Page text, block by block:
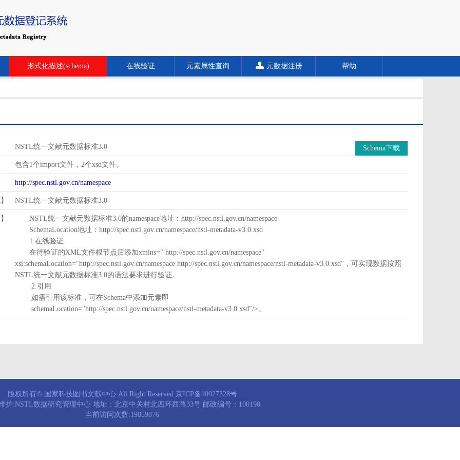
形式化描述(schema) 在线验证 元素属性查询 元数据注册 帮助
NSTL统一文献元数据标准3.0 Schema下载
包含1个import文件，2个xsd文件。
http://spec.nstl.gov.cn/namespace
NSTL统一文献元数据标准3.0
NSTL统一文献元数据标准3.0的namespace地址：http://spec.nstl.gov.cn/namespace
SchemaLocation地址：http://spec.nstl.gov.cn/namespace/nstl-metadata-v3.0.xsd
1.在线验证
在待验证的XML文件根节点后添加xmlns=" http://spec.nstl.gov.cn/namespace"
xsi:schemaLocation="http://spec.nstl.gov.cn/namespace http://spec.nstl.gov.cn/namespace/nstl-metadata-v3.0.xsd"，可实现数据按照
NSTL统一文献元数据标准3.0的语法要求进行验证。
2.引用
如需引用该标准，可在Schema中添加元素即
schemaLocation="http://spec.nstl.gov.cn/namespace/nstl-metadata-v3.0.xsd"/>。
版权所有© 国家科技图书文献中心 All Right Reserved.京ICP备10027328号
护:NSTL数据研究管理中心 地址：北京中关村北四环西路33号 邮政编号：100190
当前访问次数:19859876